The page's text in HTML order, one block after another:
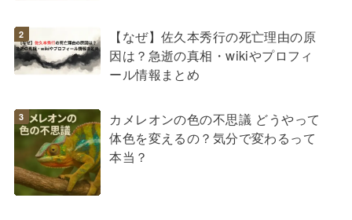
【なぜ】佐久本秀行の死亡理由の原
因は？急逝の真相・wikiやプロフィ
ール情報まとめ
カメレオンの色の不思議 どうやって
体色を変えるの？気分で変わるって
本当？